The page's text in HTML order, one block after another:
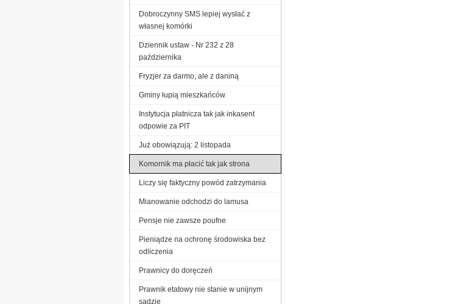
Dobroczynny SMS lepiej wysłać z
własnej komórki
Dziennik ustaw - Nr 232 z 28
października
Fryzjer za darmo, ale z daniną
Gminy łupią mieszkańców
Instytucja płatnicza tak jak inkasent
odpowie za PIT
Już obowiązują: 2 listopada
Komornik ma płacić tak jak strona
Liczy się faktyczny powód zatrzymania
Mianowanie odchodzi do lamusa
Pensje nie zawsze poufne
Pieniądze na ochronę środowiska bez
odliczenia
Prawnicy do doręczeń
Prawnik etatowy nie stanie w unijnym
sądzie